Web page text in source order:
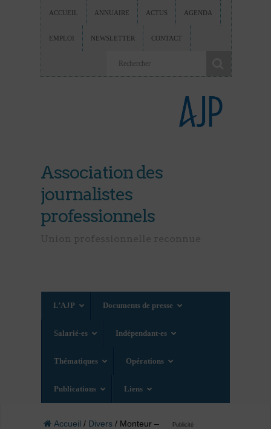
ACCUEIL ANNUAIRE ACTUS AGENDA
EMPLOI NEWSLETTER CONTACT
Association des
journalistes
professionnels
L’AJP Documents de presse
Salarié·es Indépendant·es
Thématiques Opérations
Publications Liens
Accueil / Divers/ Monteur –
Publicité